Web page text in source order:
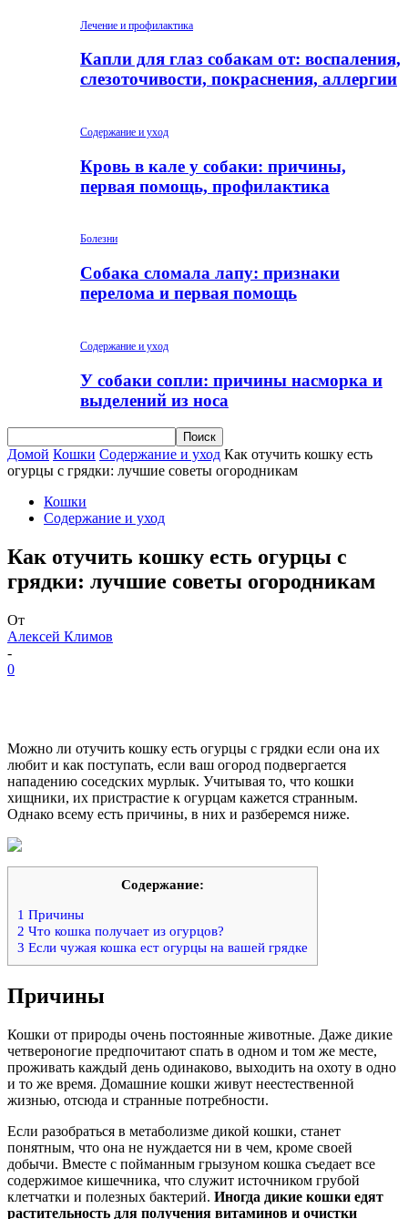
Лечение и профилактика
Капли для глаз собакам от: воспаления,
слезоточивости, покраснения, аллергии
Содержание и уход
Кровь в кале у собаки: причины,
первая помощь, профилактика
Болезни
Собака сломала лапу: признаки
перелома и первая помощь
Содержание и уход
У собаки сопли: причины насморка и
выделений из носа
Домой Кошки Содержание и уход Как отучить кошку есть
огурцы с грядки: лучшие советы огородникам
Кошки
Содержание и уход
Как отучить кошку есть огурцы с
грядки: лучшие советы огородникам
От
Алексей Климов
-
0
Можно ли отучить кошку есть огурцы с грядки если она их
любит и как поступать, если ваш огород подвергается
нападению соседских мурлык. Учитывая то, что кошки
хищники, их пристрастие к огурцам кажется странным.
Однако всему есть причины, в них и разберемся ниже.
Содержание:
1 Причины
2 Что кошка получает из огурцов?
3 Если чужая кошка ест огурцы на вашей грядке
Причины
Кошки от природы очень постоянные животные. Даже дикие
четвероногие предпочитают спать в одном и том же месте,
проживать каждый день одинаково, выходить на охоту в одно
и то же время. Домашние кошки живут неестественной
жизнью, отсюда и странные потребности.
Если разобраться в метаболизме дикой кошки, станет
понятным, что она не нуждается ни в чем, кроме своей
добычи. Вместе с пойманным грызуном кошка съедает все
содержимое кишечника, что служит источником грубой
клетчатки и полезных бактерий. Иногда дикие кошки едят
растительность для получения витаминов и очистки